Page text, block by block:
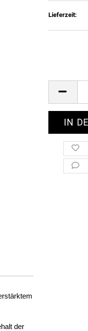
Lieferzeit:
der